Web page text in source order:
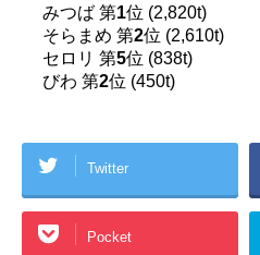
みつば 第1位 (2,820t)
そらまめ 第2位 (2,610t)
セロリ 第5位 (838t)
びわ 第2位 (450t)
Twitter
Pocket